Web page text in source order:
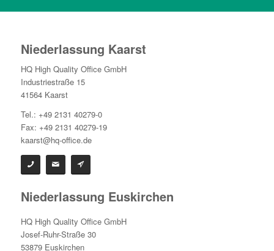
Niederlassung Kaarst
HQ High Quality Office GmbH
Industriestraße 15
41564 Kaarst
Tel.: +49 2131 40279-0
Fax: +49 2131 40279-19
kaarst@hq-office.de
Niederlassung Euskirchen
HQ High Quality Office GmbH
Josef-Ruhr-Straße 30
53879 Euskirchen